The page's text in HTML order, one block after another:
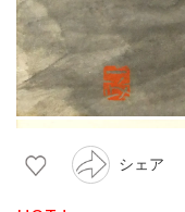
シェア